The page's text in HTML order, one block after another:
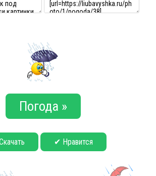
Погода »
✔ Нравится